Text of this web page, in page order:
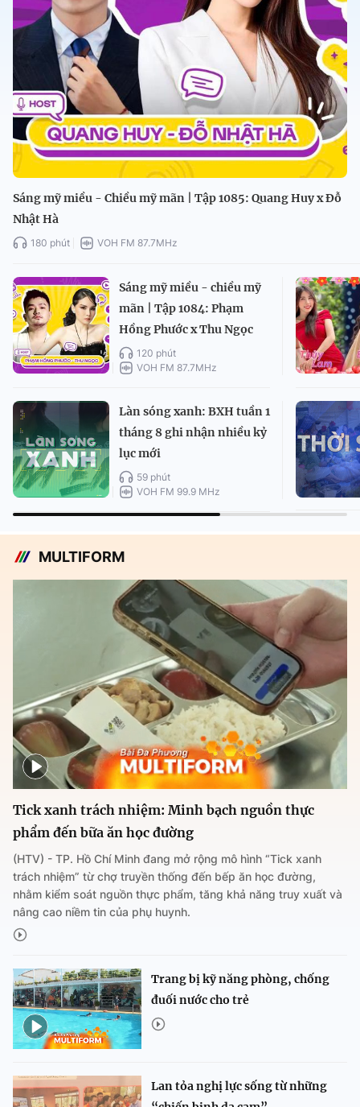
Sáng mỹ miều - Chiều mỹ mãn | Tập 1085: Quang Huy x Đỗ
Nhật Hà
180 phút VOH FM 87.7MHz
Sáng mỹ miều - chiều mỹ
mãn | Tập 1084: Phạm
Hồng Phước x Thu Ngọc
120 phút
VOH FM 87.7MHz
Làn sóng xanh: BXH tuần 1
tháng 8 ghi nhận nhiều kỷ
lục mới
59 phút
VOH FM 99.9 MHz
MULTIFORM
Tick xanh trách nhiệm: Minh bạch nguồn thực
phẩm đến bữa ăn học đường
(HTV) - TP. Hồ Chí Minh đang mở rộng mô hình “Tick xanh
trách nhiệm” từ chợ truyền thống đến bếp ăn học đường,
nhằm kiểm soát nguồn thực phẩm, tăng khả năng truy xuất và
nâng cao niềm tin của phụ huynh.
Trang bị kỹ năng phòng, chống
đuối nước cho trẻ
Lan tỏa nghị lực sống từ những